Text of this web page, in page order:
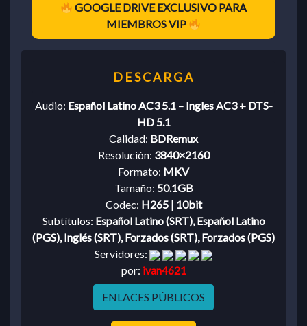
GOOGLE DRIVE EXCLUSIVO PARA
MIEMBROS VIP
Audio: Español Latino AC3 5.1 – Ingles AC3 + DTS-
HD 5.1
Calidad: BDRemux
Resolución: 3840×2160
Formato: MKV
Tamaño: 50.1GB
Codec: H265 | 10bit
Subtítulos: Español Latino (SRT), Español Latino
(PGS), Inglés (SRT), Forzados (SRT), Forzados (PGS)
Servidores:
por: ivan4621
ENLACES PÚBLICOS